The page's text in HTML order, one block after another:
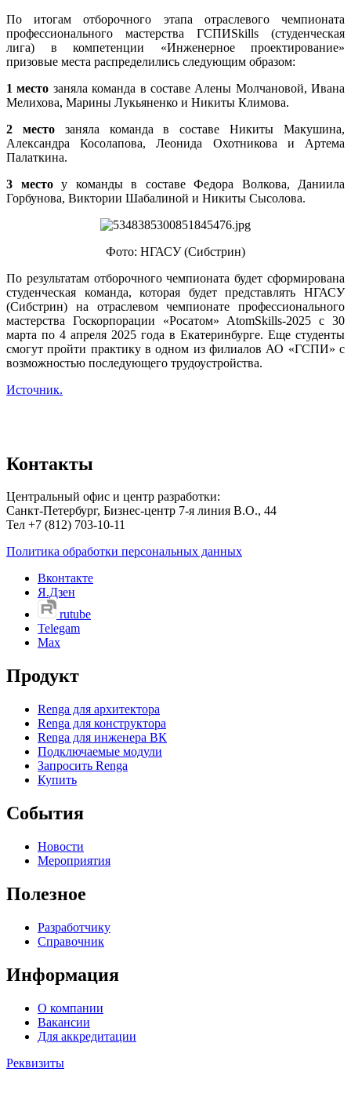
По итогам отборочного этапа отраслевого чемпионата
профессионального мастерства ГСПИSkills (студенческая
лига) в компетенции «Инженерное проектирование»
призовые места распределились следующим образом:
1 место заняла команда в составе Алены Молчановой, Ивана
Мелихова, Марины Лукьяненко и Никиты Климова.
2 местозаняла команда в составе Никиты Макушина,
Александра Косолапова, Леонида Охотникова и Артема
Палаткина.
3 местоу команды в составе Федора Волкова, Даниила
Горбунова, Виктории Шабалиной и Никиты Сысолова.
Фото: НГАСУ (Сибстрин)
По результатам отборочного чемпионата будет сформирована
студенческая команда, которая будет представлять НГАСУ
(Сибстрин) на отраслевом чемпионате профессионального
мастерства Госкорпорации «Росатом» AtomSkills-2025 с 30
марта по 4 апреля 2025 года в Екатеринбурге. Еще студенты
смогут пройти практику в одном из филиалов АО «ГСПИ» с
возможностью последующего трудоустройства.
Источник.
Контакты
Центральный офис и центр разработки:
Санкт-Петербург, Бизнес-центр 7-я линия В.О., 44
Тел +7 (812) 703-10-11
Политика обработки персональных данных
Вконтакте
Я.Дзен
rutube
Telegam
Max
Продукт
Renga для архитектора
Renga для конструктора
Renga для инженера ВК
Подключаемые модули
Запросить Renga
Купить
События
Новости
Мероприятия
Полезное
Разработчику
Справочник
Информация
О компании
Вакансии
Для аккредитации
Реквизиты